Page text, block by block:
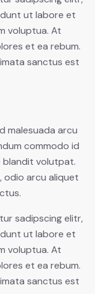
ut labore et
voluptua. At
et ea rebum.
sanctus est
malesuada arcu
commodo id
blandit volutpat.
odio arcu aliquet
sadipscing elitr,
ut labore et
voluptua. At
et ea rebum.
sanctus est